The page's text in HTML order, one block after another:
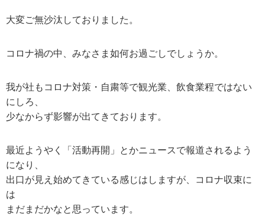
大変ご無沙汰しておりました。
コロナ禍の中、みなさま如何お過ごしでしょうか。
我が社もコロナ対策・自粛等で観光業、飲食業程ではない
にしろ、
少なからず影響が出てきております。
最近ようやく「活動再開」とかニュースで報道されるよう
になり、
出口が見え始めてきている感じはしますが、コロナ収束に
は
まだまだかなと思っています。